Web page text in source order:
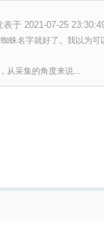
表于 2021-07-25
蛛名字就好了。我以为
从采集的角度来说...